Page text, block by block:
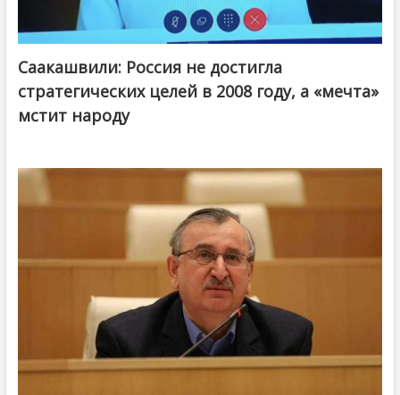
Саакашвили: Россия не достигла
стратегических целей в 2008 году, а «мечта»
мстит народу